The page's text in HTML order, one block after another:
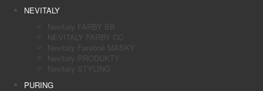
NEVITALY
Nevitaly FARBY BB
NEVITALY FARBY CC
Nevitaly Farebné MASKY
Nevitaly PRODUKTY
Nevitaly STYLING
PURING